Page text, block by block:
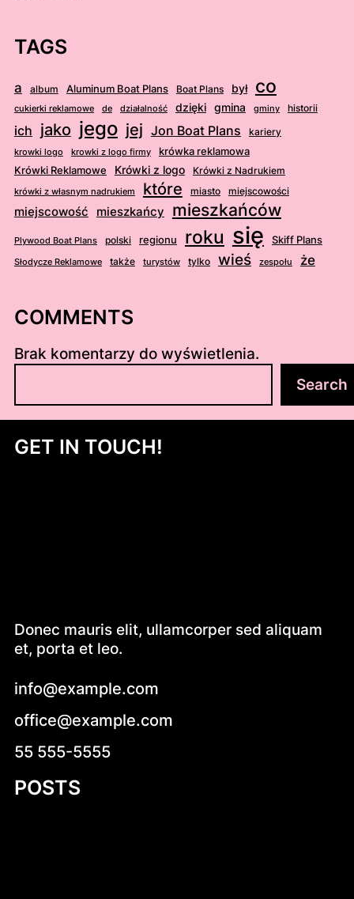
TAGS
a album Aluminum Boat Plans Boat Plans był co
cukierki reklamowe de działalność dzięki gmina gminy historii
ich jako jego jej Jon Boat Plans kariery
krowki logo krowki z logo firmy krówka reklamowa
Krówki Reklamowe Krówki z logo Krówki z Nadrukiem
krówki z własnym nadrukiem które miasto miejscowości
miejscowość mieszkańcy mieszkańców
Plywood Boat Plans polski regionu roku się Skiff Plans
Słodycze Reklamowe także turystów tylko wieś zespołu że
COMMENTS
Brak komentarzy do wyświetlenia.
u
a
Search
GET IN TOUCH!
Donec mauris elit, ullamcorper sed aliquam
et, porta et leo.
info@example.com
office@example.com
55 555-5555
POSTS